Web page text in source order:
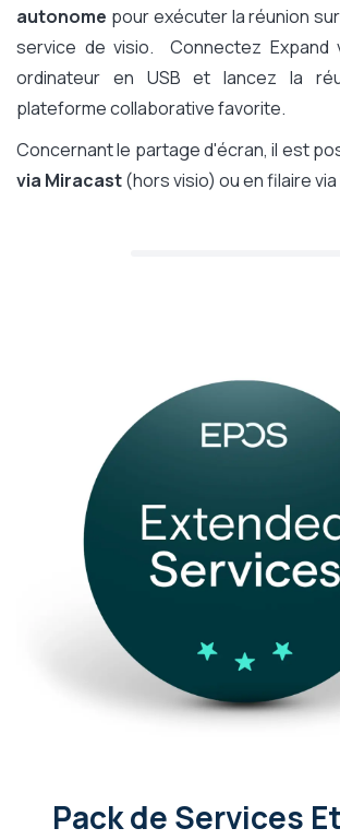
autonome pour exécuter la réunion
service de visio. Connectez Expand
ordinateur en USB et lancez la
plateforme collaborative favorite.
Concernant le partage d'écran, il est
via Miracast(hors visio) ou en filaire via
Pack de Services